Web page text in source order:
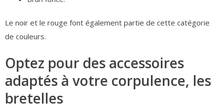
Le noir et le rouge font également partie de cette catégorie
de couleurs.
Optez pour des accessoires
adaptés à votre corpulence, les
bretelles